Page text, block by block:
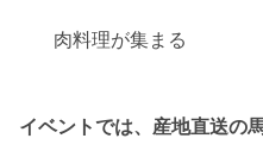
肉料理が集まる
イベントでは、産地直送の